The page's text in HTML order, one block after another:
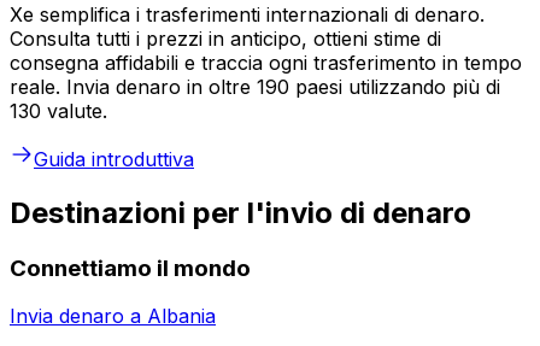
Xe semplifica i trasferimenti internazionali di denaro.
Consulta tutti i prezzi in anticipo, ottieni stime di
consegna affidabili e traccia ogni trasferimento in tempo
reale. Invia denaro in oltre 190 paesi utilizzando più di
130 valute.
Guida introduttiva
Destinazioni per l'invio di denaro
Connettiamo il mondo
Invia denaro a Albania